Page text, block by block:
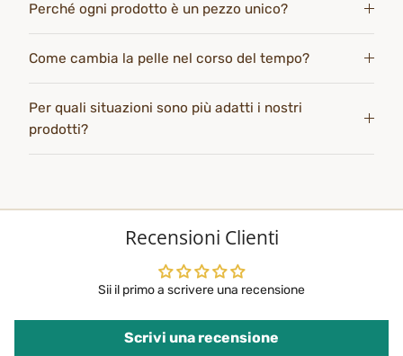
Perché ogni prodotto è un pezzo unico?
Come cambia la pelle nel corso del tempo?
Per quali situazioni sono più adatti i nostri
prodotti?
Recensioni Clienti
Sii il primo a scrivere una recensione
Scrivi una recensione